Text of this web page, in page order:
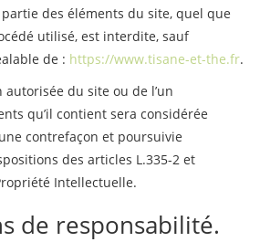
des éléments du site, quel que
utilisé, est interdite, sauf
de : https://www.tisane-et-the.fr.
du site ou de l’un
qu’il contient sera considérée
contrefaçon et poursuivie
des articles L.335-2 et
Intellectuelle.
de responsabilité.